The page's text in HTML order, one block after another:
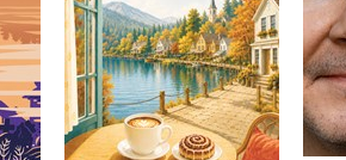
Do košíku
399 Kč
319 Kč